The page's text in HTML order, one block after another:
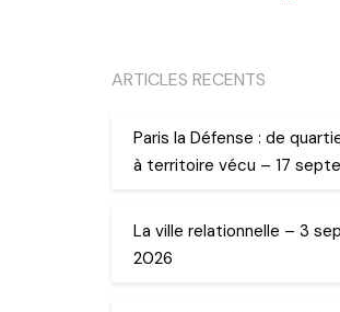
ARTICLES RECENTS
Paris la Défense : de
à territoire vécu – 17
La ville relationnelle – 3
2026